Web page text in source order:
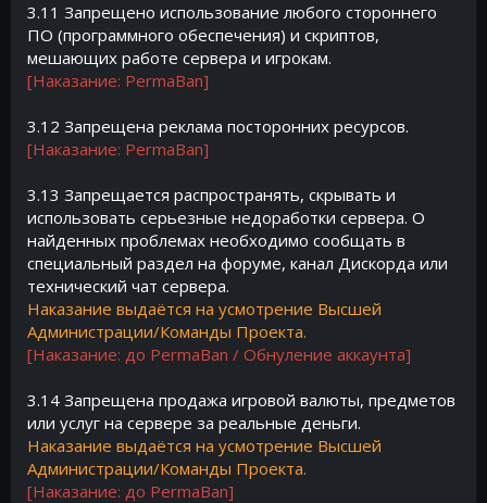
3.11 Запрещено использование любого стороннего
ПО (программного обеспечения) и скриптов,
мешающих работе сервера и игрокам.
[Наказание: PermaBan]
3.12 Запрещена реклама посторонних ресурсов.
[Наказание: PermaBan]
3.13 Запрещается распространять, скрывать и
использовать серьезные недоработки сервера. О
найденных проблемах необходимо сообщать в
специальный раздел на форуме, канал Дискорда или
технический чат сервера.
Наказание выдаётся на усмотрение Высшей
Администрации/Команды Проекта.
[Наказание: до PermaBan / Обнуление аккаунта]
3.14 Запрещена продажа игровой валюты, предметов
или услуг на сервере за реальные деньги.
Наказание выдаётся на усмотрение Высшей
Администрации/Команды Проекта.
[Наказание: до PermaBan]